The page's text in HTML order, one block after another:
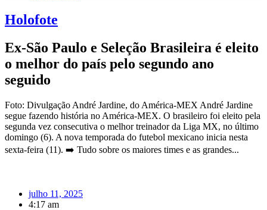
Holofote
Ex-São Paulo e Seleção Brasileira é eleito
o melhor do país pelo segundo ano
seguido
Foto: Divulgação André Jardine, do América-MEX André Jardine
segue fazendo história no América-MEX. O brasileiro foi eleito pela
segunda vez consecutiva o melhor treinador da Liga MX, no último
domingo (6). A nova temporada do futebol mexicano inicia nesta
sexta-feira (11). ➡️ Tudo sobre os maiores times e as grandes...
julho 11, 2025
4:17 am